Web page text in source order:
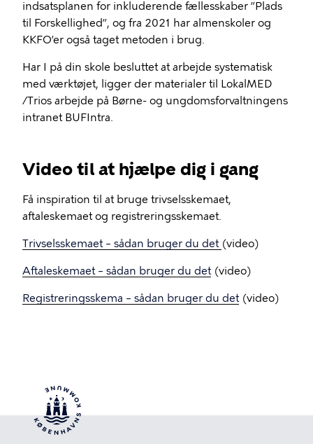
indsatsplanen for inkluderende fællesskaber ”Plads
til Forskellighed”, og fra 2021 har almenskoler og
KKFO’er også taget metoden i brug.
Har I på din skole besluttet at arbejde systematisk
med værktøjet, ligger der materialer til LokalMED
/Trios arbejde på Børne- og ungdomsforvaltningens
intranet BUFIntra.
Video til at hjælpe dig i gang
Få inspiration til at bruge trivselsskemaet,
aftaleskemaet og registreringsskemaet.
Trivselsskemaet – sådan bruger du det (video)
Aftaleskemaet – sådan bruger du det(video)
Registreringsskema – sådan bruger du det(video)